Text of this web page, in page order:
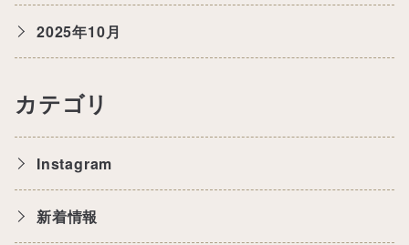
2025年10月
カテゴリ
Instagram
新着情報